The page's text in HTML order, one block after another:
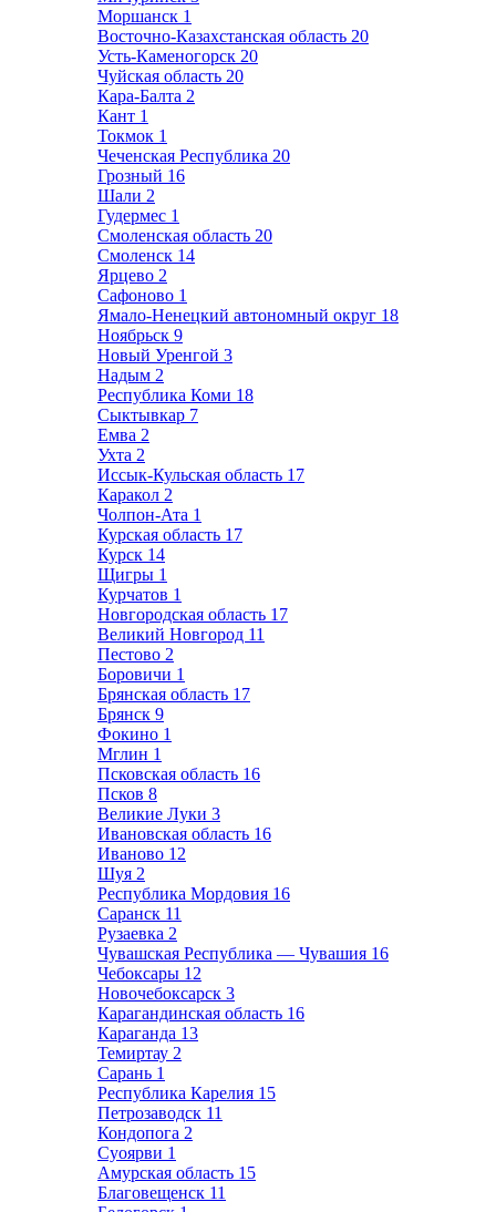
Моршанск 1
Восточно-Казахстанская область 20
Усть-Каменогорск 20
Чуйская область 20
Кара-Балта 2
Кант 1
Токмок 1
Чеченская Республика 20
Грозный 16
Шали 2
Гудермес 1
Смоленская область 20
Смоленск 14
Ярцево 2
Сафоново 1
Ямало-Ненецкий автономный округ 18
Ноябрьск 9
Новый Уренгой 3
Надым 2
Республика Коми 18
Сыктывкар 7
Емва 2
Ухта 2
Иссык-Кульская область 17
Каракол 2
Чолпон-Ата 1
Курская область 17
Курск 14
Щигры 1
Курчатов 1
Новгородская область 17
Великий Новгород 11
Пестово 2
Боровичи 1
Брянская область 17
Брянск 9
Фокино 1
Мглин 1
Псковская область 16
Псков 8
Великие Луки 3
Ивановская область 16
Иваново 12
Шуя 2
Республика Мордовия 16
Саранск 11
Рузаевка 2
Чувашская Республика — Чувашия 16
Чебоксары 12
Новочебоксарск 3
Карагандинская область 16
Караганда 13
Темиртау 2
Сарань 1
Республика Карелия 15
Петрозаводск 11
Кондопога 2
Суоярви 1
Амурская область 15
Благовещенск 11